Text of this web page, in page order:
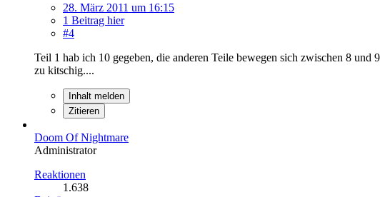
28. März 2011 um 16:15
1 Beitrag hier
#4
Teil 1 hab ich 10 gegeben, die anderen Teile bewegen sich zwischen 8
zu kitschig....
Inhalt melden
Zitieren
Doom Of Nightmare
Administrator
Reaktionen
1.638